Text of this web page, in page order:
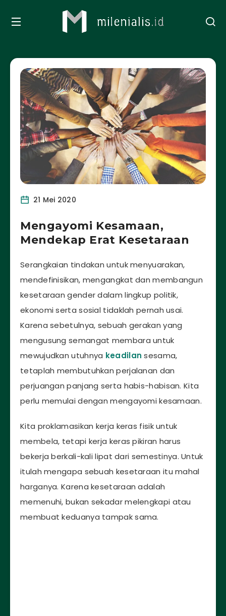
21 Mei 2020
Mengayomi Kesamaan,
Mendekap Erat Kesetaraan
Serangkaian tindakan untuk menyuarakan,
mendefinisikan, mengangkat dan membangun
kesetaraan gender dalam lingkup politik,
ekonomi serta sosial tidaklah pernah usai.
Karena sebetulnya, sebuah gerakan yang
mengusung semangat membara untuk
mewujudkan utuhnya keadilan sesama,
tetaplah membutuhkan perjalanan dan
perjuangan panjang serta habis-habisan. Kita
perlu memulai dengan mengayomi kesamaan.
Kita proklamasikan kerja keras fisik untuk
membela, tetapi kerja keras pikiran harus
bekerja berkali-kali lipat dari semestinya. Untuk
itulah mengapa sebuah kesetaraan itu mahal
harganya. Karena kesetaraan adalah
memenuhi, bukan sekadar melengkapi atau
membuat keduanya tampak sama.